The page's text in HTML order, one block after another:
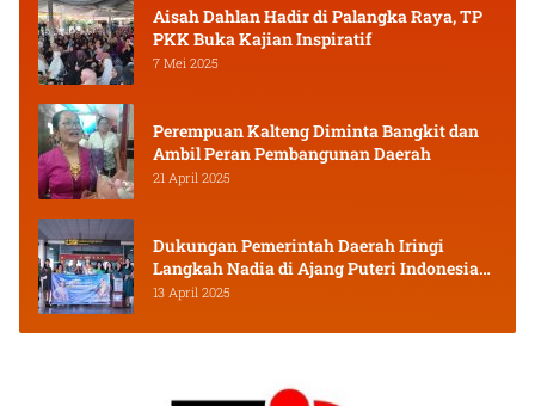
Aisah Dahlan Hadir di Palangka Raya, TP
PKK Buka Kajian Inspiratif
7 Mei 2025
Perempuan Kalteng Diminta Bangkit dan
Ambil Peran Pembangunan Daerah
21 April 2025
Dukungan Pemerintah Daerah Iringi
Langkah Nadia di Ajang Puteri Indonesia
2025
13 April 2025